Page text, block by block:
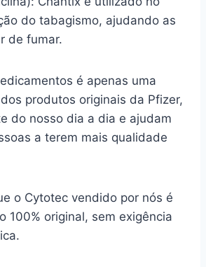
do tabagismo, ajudando as
de fumar.
é apenas uma
produtos originais da Pfizer,
do nosso dia a dia e ajudam
a terem mais qualidade
o Cytotec vendido por nós é
100% original, sem exigência